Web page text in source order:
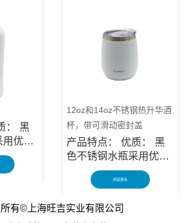
撞击
对您
在理
，还
充水
瓶都
钢水
黑色
材料
饮料
以容纳
有很大帮助，让您在理
想的温度下享用饮品。
在旅途中： 无论您想要
露营和远足的黑色不锈
是只想可持续地补充水
分，黑色不锈钢水瓶都
有适合您的不锈钢水
瓶！ 安全便捷： 黑色
不锈钢水瓶由无毒材料
制成，适用于所有饮料
类型。我们的双层保温
水瓶足够大，可以容纳
： 黑
优质
是长
。多
或撞击
12oz和14oz不锈钢热升华酒
杯，带可滑动密封盖
产品特点： 优质： 黑
色不锈钢水瓶采用优质
防锈不锈钢制成，是长
期使用的可靠产品。多
温水瓶架坚固耐用，并
阅读更多
有©上海旺吉实业有限公司